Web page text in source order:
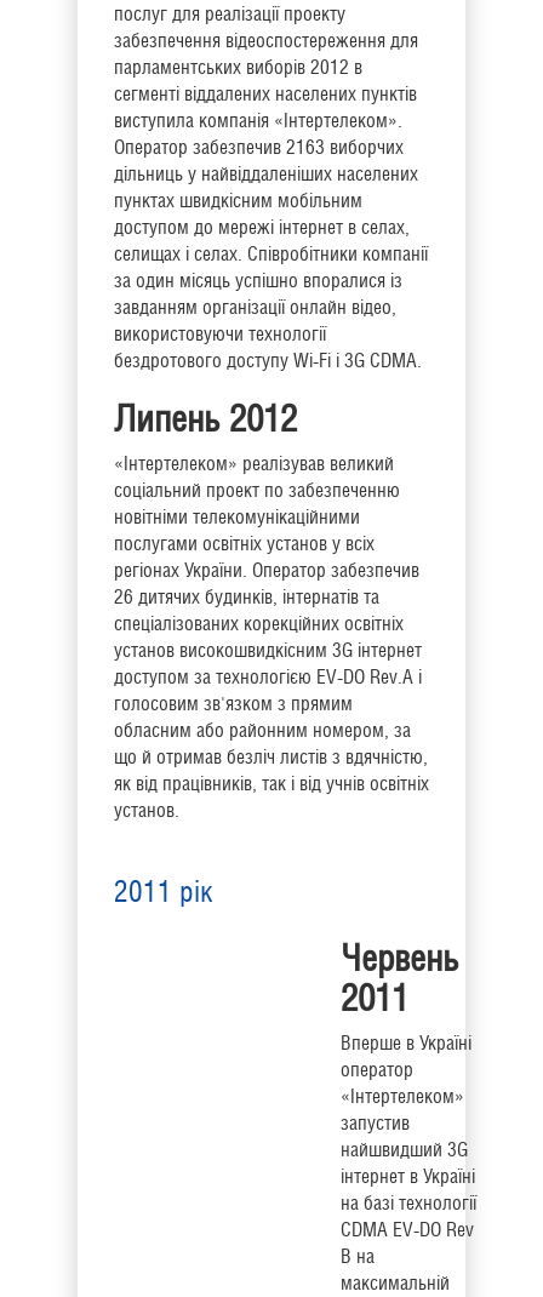
послуг для реалізації проекту
забезпечення відеоспостереження для
парламентських виборів 2012 в
сегменті віддалених населених пунктів
виступила компанія «Інтертелеком».
Оператор забезпечив 2163 виборчих
дільниць у найвіддаленіших населених
пунктах швидкісним мобільним
доступом до мережі інтернет в селах,
селищах і селах. Співробітники компанії
за один місяць успішно впоралися із
завданням організації онлайн відео,
використовуючи технології
бездротового доступу Wi-Fi і 3G CDMA.
Липень 2012
«Інтертелеком» реалізував великий
соціальний проект по забезпеченню
новітніми телекомунікаційними
послугами освітніх установ у всіх
регіонах України. Оператор забезпечив
26 дитячих будинків, інтернатів та
спеціалізованих корекційних освітніх
установ високошвидкісним 3G інтернет
доступом за технологією EV-DO Rev.A і
голосовим зв'язком з прямим
обласним або районним номером, за
що й отримав безліч листів з вдячністю,
як від працівників, так і від учнів освітніх
установ.
2011 рік
Червень
2011
Вперше в Україні
оператор
«Інтертелеком»
запустив
найшвидший 3G
інтернет в Україні
на базі технології
CDMA EV-DO Rev
B на
максимальній